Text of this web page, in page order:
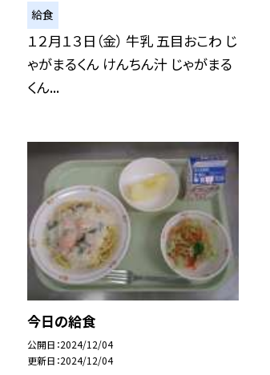
給食
１２月１３日（金） 牛乳 五目おこわ じ
ゃがまるくん けんちん汁 じゃがまる
くん...
今日の給食
公開日 2024/12/04
更新日 2024/12/04